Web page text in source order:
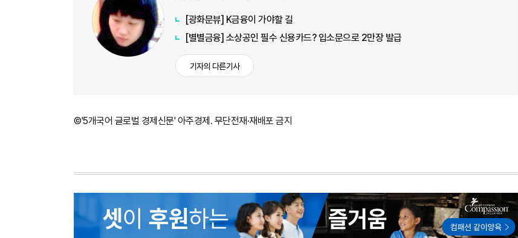
[광화문뷰] K금융이 가야할 길
[별별금융] 소상공인 필수 신용카드? 입소문으로 2만장 발급
기자의 다른기사
©'5개국어 글로벌 경제신문' 아주경제. 무단전재·재배포 금지